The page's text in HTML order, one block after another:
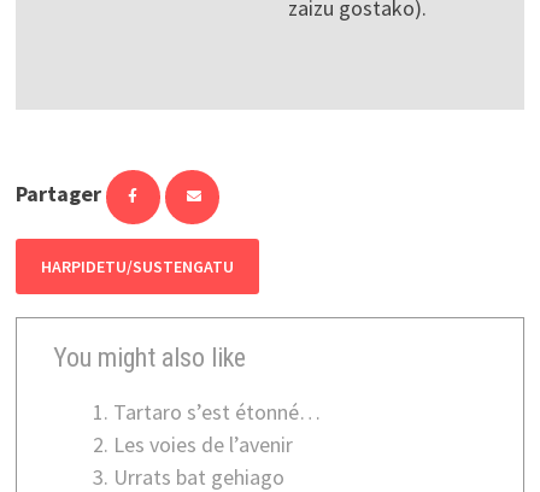
zaizu gostako).
Partager
HARPIDETU/SUSTENGATU
You might also like
Tartaro s’est étonné…
Les voies de l’avenir
Urrats bat gehiago